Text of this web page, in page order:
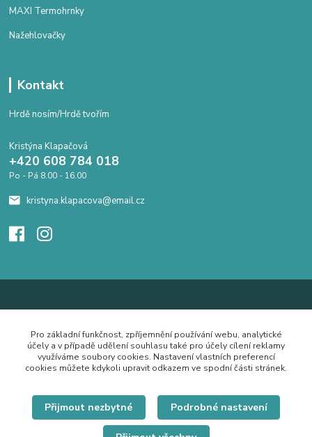
MAXI Termohrnky
Nažehlovačky
Kontakt
Hrdě nosím/Hrdě tvořím
Kristýna Klapačová
+420 608 784 018
Po - Pá 8.00 - 16.00
kristyna.klapacova@email.cz
Pro základní funkčnost, zpříjemnění používání webu, analytické
účely a v případě udělení souhlasu také pro účely cílení reklamy
využíváme soubory cookies. Nastavení vlastních preferencí
cookies můžete kdykoli upravit odkazem ve spodní části stránek.
Přijmout nezbytné Podrobné nastavení